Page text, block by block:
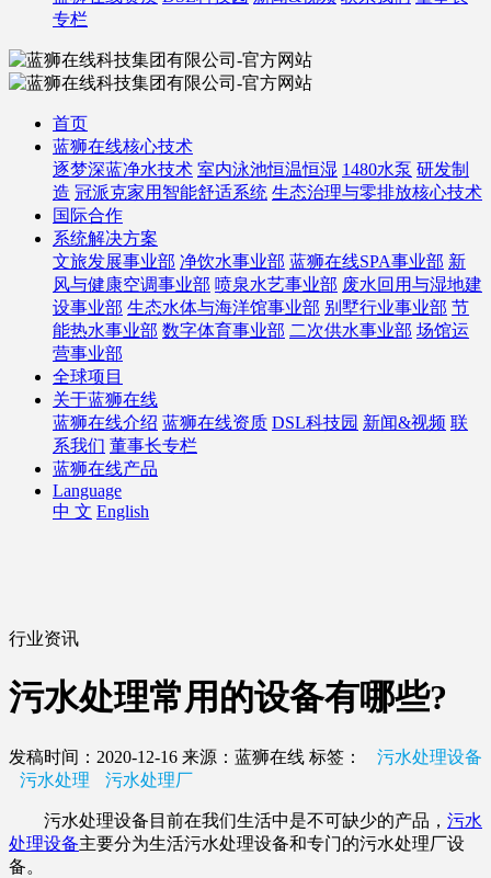
专栏
首页
蓝狮在线核心技术
逐梦深蓝净水技术 室内泳池恒温恒湿 1480水泵 研发制
造 冠派克家用智能舒适系统 生态治理与零排放核心技术
国际合作
系统解决方案
文旅发展事业部 净饮水事业部 蓝狮在线SPA事业部 新
风与健康空调事业部 喷泉水艺事业部 废水回用与湿地建
设事业部 生态水体与海洋馆事业部 别墅行业事业部 节
能热水事业部 数字体育事业部 二次供水事业部 场馆运
营事业部
全球项目
关于蓝狮在线
蓝狮在线介绍 蓝狮在线资质 DSL科技园 新闻&视频 联
系我们 董事长专栏
蓝狮在线产品
Language
中 文 English
行业资讯
污水处理常用的设备有哪些?
发稿时间：2020-12-16 来源：蓝狮在线 标签：
污水处理设备
污水处理
污水处理厂
污水处理设备目前在我们生活中是不可缺少的产品， 污水
处理设备主要分为生活污水处理设备和专门的污水处理厂设
备。